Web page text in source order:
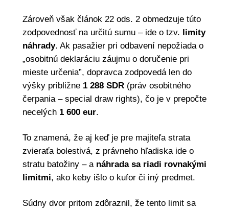
Zároveň však článok 22 ods. 2 obmedzuje túto
zodpovednosť na určitú sumu – ide o tzv. limity
náhrady. Ak pasažier pri odbavení nepožiada o
„osobitnú deklaráciu záujmu o doručenie pri
mieste určenia”, dopravca zodpovedá len do
výšky približne 1 288 SDR(práv osobitného
čerpania – special draw rights), čo je v prepočte
necelých 1 600 eur.
To znamená, že aj keď je pre majiteľa strata
zvieraťa bolestivá, z právneho hľadiska ide o
stratu batožiny – a náhrada sa riadi rovnakými
limitmi, ako keby išlo o kufor či iný predmet.
Súdny dvor pritom zdôraznil, že tento limit sa